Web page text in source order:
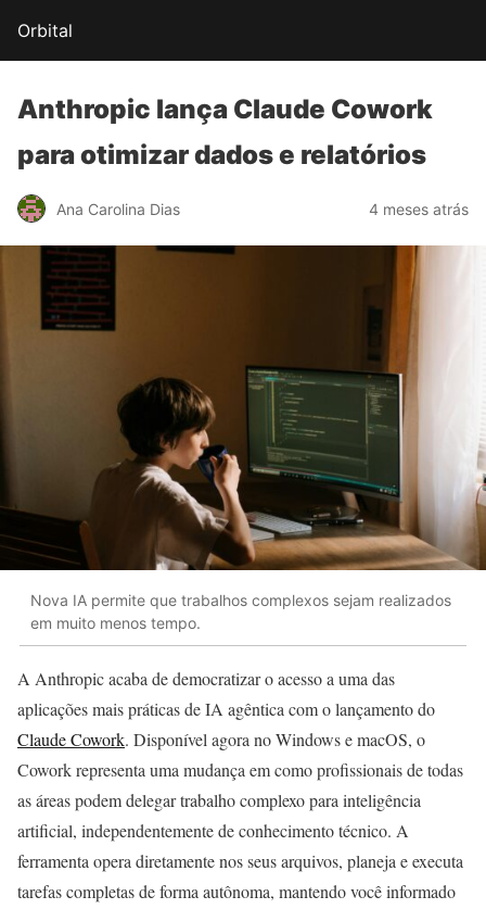
Orbital
Anthropic lança Claude Cowork
para otimizar dados e relatórios
Ana Carolina Dias 4 meses atrás
Nova IA permite que trabalhos complexos sejam realizados
em muito menos tempo.
A Anthropic acaba de democratizar o acesso a uma das
aplicações mais práticas de IA agêntica com o lançamento do
Claude Cowork. Disponível agora no Windows e macOS, o
Cowork representa uma mudança em como profissionais de todas
as áreas podem delegar trabalho complexo para inteligência
artificial, independentemente de conhecimento técnico. A
ferramenta opera diretamente nos seus arquivos, planeja e executa
tarefas completas de forma autônoma, mantendo você informado